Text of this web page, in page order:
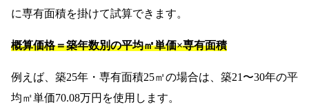
に専有面積を掛けて試算できます。
概算価格＝築年数別の平均㎡単価×専有面積
例えば、築25年・専有面積25㎡の場合は、築21〜30年の平
均㎡単価70.08万円を使用します。